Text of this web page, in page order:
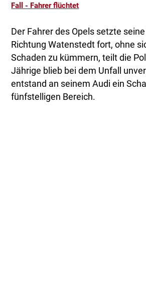
Fall - Fahrer flüchtet
Der Fahrer des Opels setzte
Richtung Watenstedt fort, ohne
Schaden zu kümmern, teilt die
Jährige blieb bei dem Unfall
entstand an seinem Audi ein
fünfstelligen Bereich.